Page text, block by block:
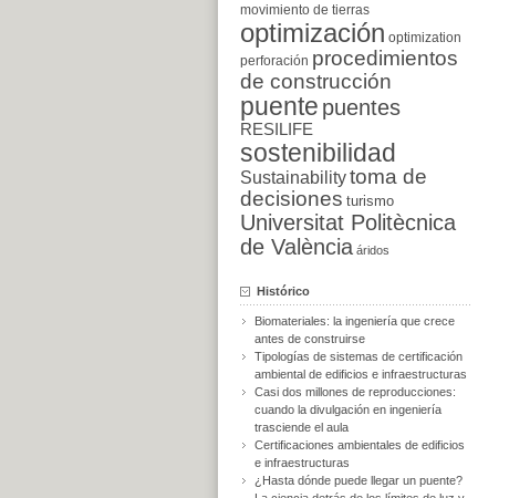
movimiento de tierras
optimización optimization
perforación procedimientos
de construcción
puente puentes
RESILIFE
sostenibilidad
Sustainabilitytoma de
decisiones turismo
Universitat Politècnica
de València áridos
Histórico
Biomateriales: la ingeniería que crece
antes de construirse
Tipologías de sistemas de certificación
ambiental de edificios e infraestructuras
Casi dos millones de reproducciones:
cuando la divulgación en ingeniería
trasciende el aula
Certificaciones ambientales de edificios
e infraestructuras
¿Hasta dónde puede llegar un puente?